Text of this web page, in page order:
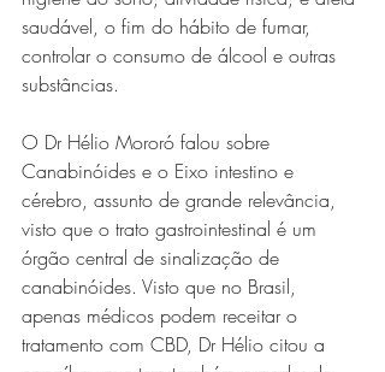
saudável, o fim do hábito de fumar,
controlar o consumo de álcool e outras
substâncias.
O Dr Hélio Mororó falou sobre
Canabinóides e o Eixo intestino e
cérebro, assunto de grande relevância,
visto que o trato gastrointestinal é um
órgão central de sinalização de
canabinóides. Visto que no Brasil,
apenas médicos podem receitar o
tratamento com CBD, Dr Hélio citou a